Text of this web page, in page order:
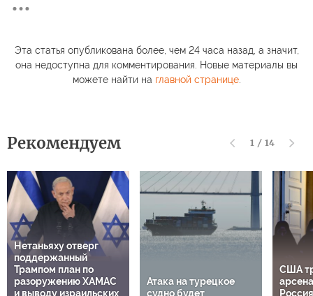
Эта статья опубликована более, чем 24 часа назад, а значит,
она недоступна для комментирования. Новые материалы вы
можете найти на главной странице.
Рекомендуем 1 / 14
Нетаньяху отверг
поддержанный
Трампом план по
разоружению ХАМАС
и выводу израильских
Атака на турецкое
судно будет
США